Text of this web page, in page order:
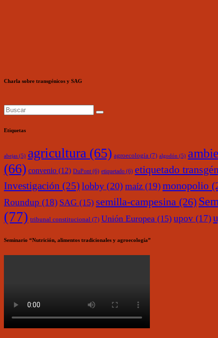
Charla sobre transgénicos y SAG
Etiquetas
abejas (5) agricultura (65) agroecología (7) algodón (5)
(66) convenio (12) DuPont (6) etiquetado (6) etiquetado
Investigación (25) lobby (20) maíz (19)monopolio
Roundup (18) SAG (15) semilla-campesina (26)
(77) tribunal constitucional (7) Unión Europea (15) upov (17)
Seminario “Nutrición, alimentos tradicionales y agroecología”